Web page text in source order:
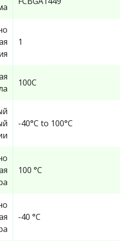
1
100C
-40°C to 100°C
100 °C
-40 °C